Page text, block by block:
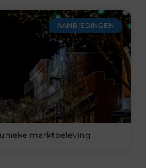
AANBIEDINGEN
marktbeleving